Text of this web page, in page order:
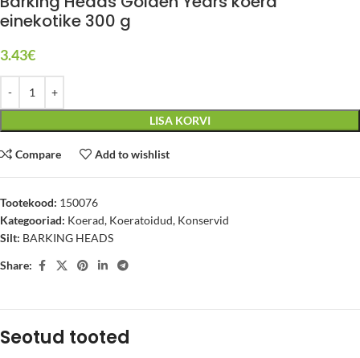
einekotike 300 g
3.43€
LISA KORVI
Compare Add to wishlist
Tootekood: 150076
Kategooriad: Koerad, Koeratoidud, Konservid
Silt: BARKING HEADS
Share:
Seotud tooted